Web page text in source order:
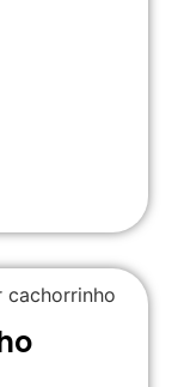
cachorrinho